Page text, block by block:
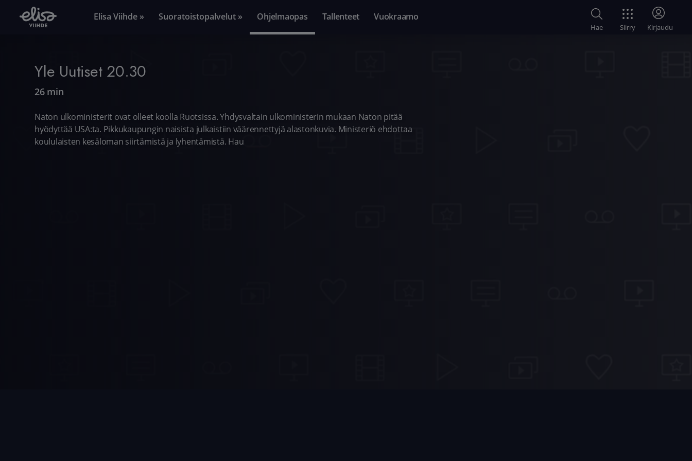
Elisa Viihde » Suoratoistopalvelut » Ohjelmaopas Tallenteet Vuokraamo
Hae Siirry Kirjaudu
Yle Uutiset 20.30
26 min
Naton ulkoministerit ovat olleet koolla Ruotsissa. Yhdysvaltain ulkoministerin mukaan Naton pitää
hyödyttää USA:ta. Pikkukaupungin naisista julkaistiin väärennettyjä alastonkuvia. Ministeriö ehdottaa
koululaisten kesäloman siirtämistä ja lyhentämistä. Hau